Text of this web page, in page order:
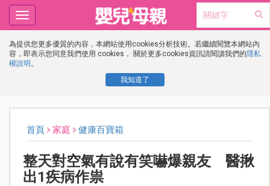
為提供您更多優質的內容，本網站使用cookies分析技術。若繼續閱覽本網站內
容，即表示您同意我們使用 cookies， 關於更多cookies資訊請閱讀我們的隱私
權說明 。
我知道了
Toggle
navigation
首頁 家庭 健康百寶箱
整天對空氣有說有笑嚇爆親友 醫揪
出1疾病作祟